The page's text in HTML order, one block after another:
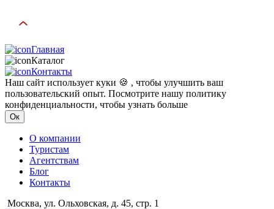
Главная
Каталог
Контакты
Наш сайт использует куки 🍪 , чтобы улучшить ваш
пользовательский опыт. Посмотрите нашу политику
конфиденциальности, чтобы узнать больше
Ок
О компании
Туристам
Агентствам
Блог
Контакты
Москва, ул. Ольховская, д. 45, стр. 1